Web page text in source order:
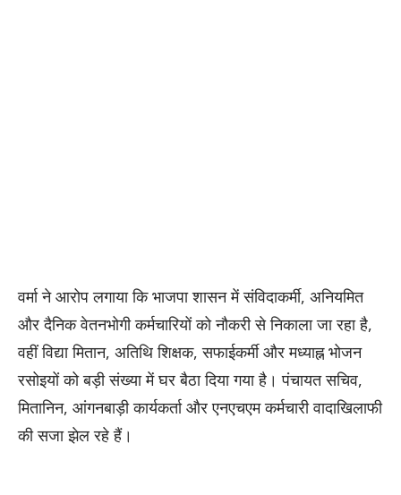
वर्मा ने आरोप लगाया कि भाजपा शासन में संविदाकर्मी, अनियमित
और दैनिक वेतनभोगी कर्मचारियों को नौकरी से निकाला जा रहा है,
वहीं विद्या मितान, अतिथि शिक्षक, सफाईकर्मी और मध्याह्न भोजन
रसोइयों को बड़ी संख्या में घर बैठा दिया गया है। पंचायत सचिव,
मितानिन, आंगनबाड़ी कार्यकर्ता और एनएचएम कर्मचारी वादाखिलाफी
की सजा झेल रहे हैं।